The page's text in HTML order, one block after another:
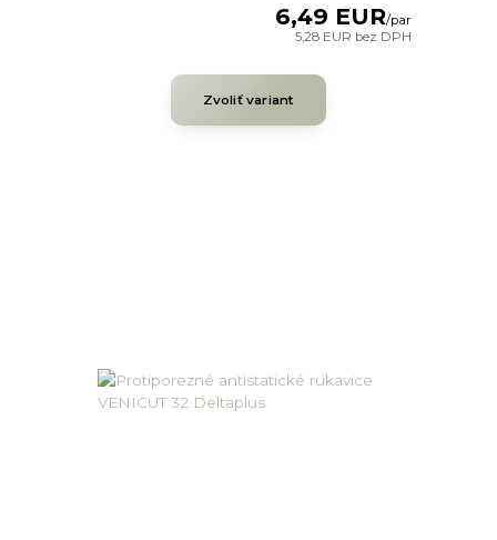
6,49 EUR/par
5,28 EUR bez DPH
Zvoliť variant